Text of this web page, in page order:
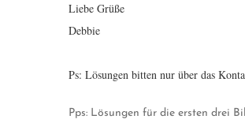
Liebe Grüße
Debbie
Ps: Lösungen bitten nur über das
Pps: Lösungen für die ersten drei